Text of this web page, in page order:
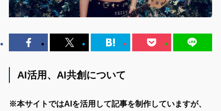
AI活用、AI共創について
※本サイトではAIを活用して記事を制作していますが、